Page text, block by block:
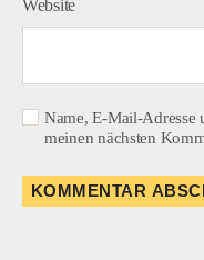
Website
Name, E-Mail-Adresse
meinen nächsten